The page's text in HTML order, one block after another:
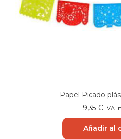
Papel Picado
9,35 € IVA
Añadir al